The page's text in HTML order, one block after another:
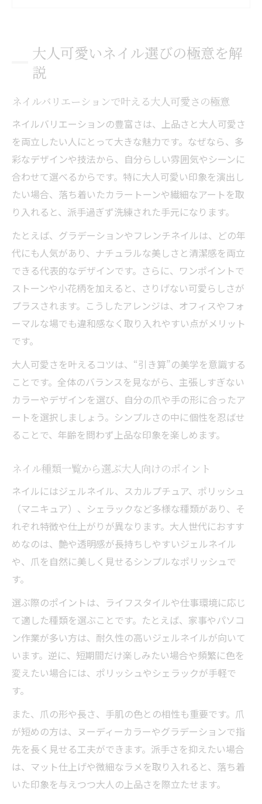
40代・50代に似合う上品ネイルの探し方
ネイル技法の種類から知る上品デザイン
ネイル技法の種類と上品デザインの特徴解
ジェルネイルやフレンチの魅力を再発見
ネイル種類一覧から選ぶ技法別おすすめ
大人可愛いネイル技法で印象を変える方法
ネイル技法が与える指先の見栄えの違い
上品さが際立つ大人向けネイルの魅力
40代・50代に最適な上品ネイルの魅力解説
大人可愛いネイルデザインの選び方ポイン
ト
ネイルバリエーションで品格を高めるコツ
肌なじみ抜群のネイル種類一覧と選び方
ネイルデザインの名前と特徴を徹底比較
ネイルデザイン種類と名称の違いを比較
ネイル種類一覧で見る人気デザインの特徴
大人可愛いネイルデザインのポイント解説
ネイル技法ごとのデザインバリエーション
流行を押さえたネイル種類一覧の使い方
ネイル種類一覧を活用したトレンド把握法
人気ネイルデザインを一覧で比較するコツ
ネイル技法種類を知って選択肢を広げる
大人可愛いネイルデザインの流行ポイント
シーン別ネイルで際立つ品格と可愛さ
ネイルデザインで日常もイベントも華やか
に
大人可愛いネイルでシーンごとに差をつけ
る
ネイルバリエーションで印象を自在に演出
大人可愛いネイル選びの極意を解
説
ネイルバリエーションで叶える大人可愛さの極意
ネイルバリエーションの豊富さは、上品さと大人可愛さ
を両立したい人にとって大きな魅力です。なぜなら、多
彩なデザインや技法から、自分らしい雰囲気やシーンに
合わせて選べるからです。特に大人可愛い印象を演出し
たい場合、落ち着いたカラートーンや繊細なアートを取
り入れると、派手過ぎず洗練された手元になります。
たとえば、グラデーションやフレンチネイルは、どの年
代にも人気があり、ナチュラルな美しさと清潔感を両立
できる代表的なデザインです。さらに、ワンポイントで
ストーンや小花柄を加えると、さりげない可愛らしさが
プラスされます。こうしたアレンジは、オフィスやフォ
ーマルな場でも違和感なく取り入れやすい点がメリット
です。
大人可愛さを叶えるコツは、“引き算”の美学を意識する
ことです。全体のバランスを見ながら、主張しすぎない
カラーやデザインを選び、自分の爪や手の形に合ったア
ートを選択しましょう。シンプルさの中に個性を忍ばせ
ることで、年齢を問わず上品な印象を楽しめます。
ネイル種類一覧から選ぶ大人向けのポイント
ネイルにはジェルネイル、スカルプチュア、ポリッシュ
（マニキュア）、シェラックなど多様な種類があり、そ
れぞれ特徴や仕上がりが異なります。大人世代におすす
めなのは、艶や透明感が長持ちしやすいジェルネイル
や、爪を自然に美しく見せるシンプルなポリッシュで
す。
選ぶ際のポイントは、ライフスタイルや仕事環境に応じ
て適した種類を選ぶことです。たとえば、家事やパソコ
ン作業が多い方は、耐久性の高いジェルネイルが向いて
います。逆に、短期間だけ楽しみたい場合や頻繁に色を
変えたい場合には、ポリッシュやシェラックが手軽で
す。
また、爪の形や長さ、手肌の色との相性も重要です。爪
が短めの方は、ヌーディーカラーやグラデーションで指
先を長く見せる工夫ができます。派手さを抑えたい場合
は、マット仕上げや微細なラメを取り入れると、落ち着
いた印象を与えつつ大人の上品さを際立たせます。